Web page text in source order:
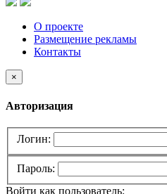
О проекте
Размещение рекламы
Контакты
×
Авторизация
Логин:
Пароль:
Войти как пользователь: